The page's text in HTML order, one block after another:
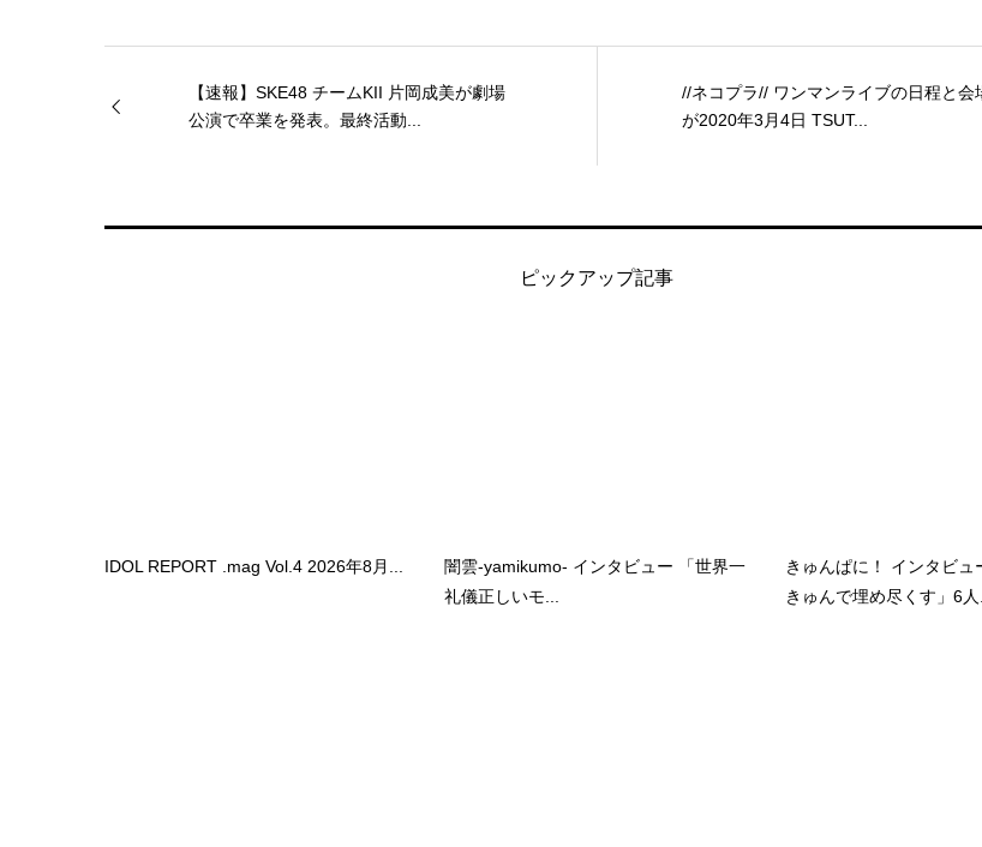
【速報】SKE48 チームKII 片岡成美が劇場
公演で卒業を発表。最終活動...
//ネコプラ// ワンマンライブの日程と会
が2020年3月4日 TSUT...
ピックアップ記事
IDOL REPORT .mag Vol.4 2026年8月...
闇雲-yamikumo- インタビュー 「世界一
礼儀正しいモ...
きゅんぱに！ インタビ
きゅんで埋め尽くす」6人